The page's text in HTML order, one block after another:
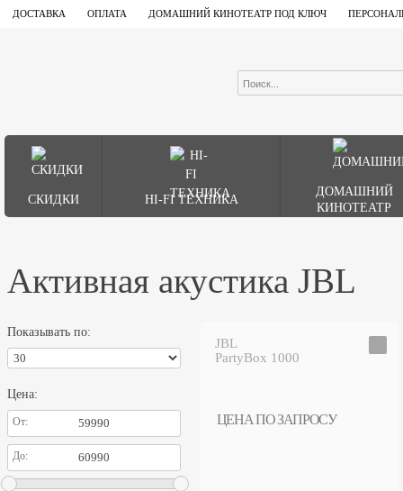
ДОСТАВКА ОПЛАТА ДОМАШНИЙ КИНОТЕАТР ПОД КЛЮЧ
СКИДКИ HI-FI ТЕХНИКА
ДОМАШНИЙ
КИНОТЕАТР
Активная акустика JBL
Показывать по:
Цена:
От:
До:
JBL
PartyBox 1000
ЦЕНА ПО ЗАПРОСУ